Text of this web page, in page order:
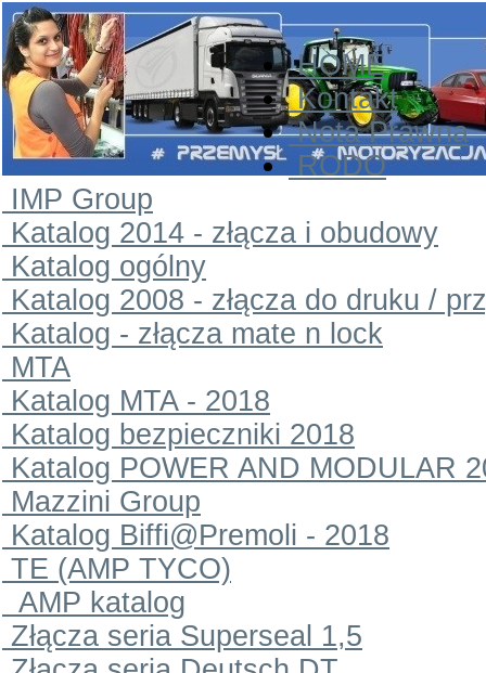
HOME
Kontakt
Nota Prawna
RODO
IMP Group
Katalog 2014 - złącza i obudowy
Katalog ogólny
Katalog 2008 - złącza do druku /
Katalog - złącza mate n lock
MTA
Katalog MTA - 2018
Katalog bezpieczniki 2018
Katalog POWER AND MODULAR
Mazzini Group
Katalog Biffi@Premoli - 2018
TE (AMP TYCO)
AMP katalog
Złącza seria Superseal 1,5